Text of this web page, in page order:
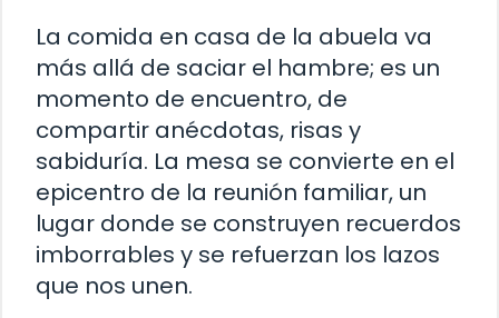
La comida en casa de la abuela va
más allá de saciar el hambre; es un
momento de encuentro, de
compartir anécdotas, risas y
sabiduría. La mesa se convierte en el
epicentro de la reunión familiar, un
lugar donde se construyen recuerdos
imborrables y se refuerzan los lazos
que nos unen.